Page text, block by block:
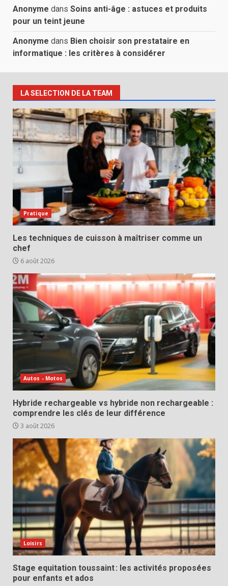
Anonyme dans Soins anti-âge : astuces et produits
pour un teint jeune
Anonyme dans Bien choisir son prestataire en
informatique : les critères à considérer
LA SELECTION DE LA TEAM
Pratique
Les techniques de cuisson à maîtriser comme un
chef
6 août 2026
Autos - Motos
Hybride rechargeable vs hybride non rechargeable :
comprendre les clés de leur différence
3 août 2026
Loisirs
Stage equitation toussaint : les activités proposées
pour enfants et ados